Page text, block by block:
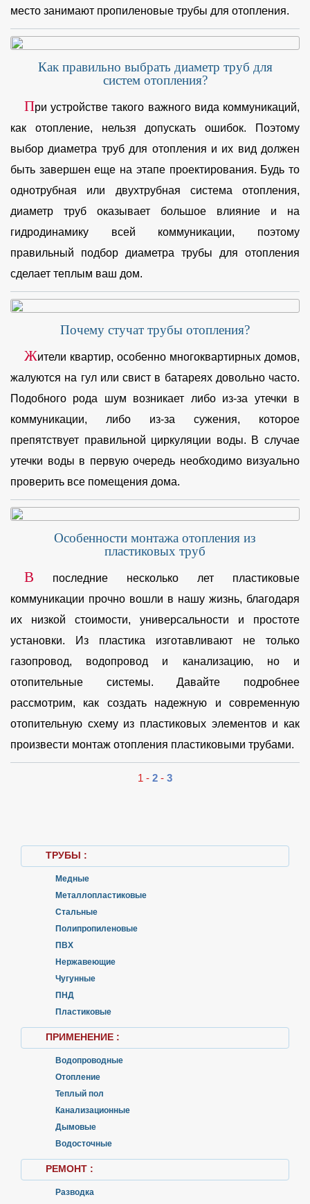
место занимают пропиленовые трубы для отопления.
Как правильно выбрать диаметр труб для
систем отопления?
При устройстве такого важного вида коммуникаций,
как отопление, нельзя допускать ошибок. Поэтому
выбор диаметра труб для отопления и их вид должен
быть завершен еще на этапе проектирования. Будь то
однотрубная или двухтрубная система отопления,
диаметр труб оказывает большое влияние и на
гидродинамику всей коммуникации, поэтому
правильный подбор диаметра трубы для отопления
сделает теплым ваш дом.
Почему стучат трубы отопления?
Жители квартир, особенно многоквартирных домов,
жалуются на гул или свист в батареях довольно часто.
Подобного рода шум возникает либо из-за утечки в
коммуникации, либо из-за сужения, которое
препятствует правильной циркуляции воды. В случае
утечки воды в первую очередь необходимо визуально
проверить все помещения дома.
Особенности монтажа отопления из
пластиковых труб
В последние несколько лет пластиковые
коммуникации прочно вошли в нашу жизнь, благодаря
их низкой стоимости, универсальности и простоте
установки. Из пластика изготавливают не только
газопровод, водопровод и канализацию, но и
отопительные системы. Давайте подробнее
рассмотрим, как создать надежную и современную
отопительную схему из пластиковых элементов и как
произвести монтаж отопления пластиковыми трубами.
1 - 2 - 3
ТРУБЫ :
Медные
Металлопластиковые
Стальные
Полипропиленовые
ПВХ
Нержавеющие
Чугунные
ПНД
Пластиковые
ПРИМЕНЕНИЕ :
Водопроводные
Отопление
Теплый пол
Канализационные
Дымовые
Водосточные
РЕМОНТ :
Разводка